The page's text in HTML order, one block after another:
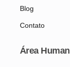
Blog
Contato
Área